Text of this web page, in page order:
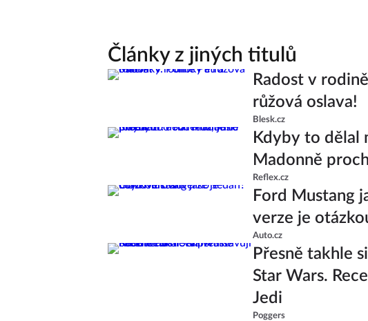
Články z jiných titulů
Radost v
růžová oslava!
Blesk.cz
Kdyby to dělal
Madonně
Reflex.cz
Ford Mustang
verze je
Auto.cz
Přesně takhle
Star Wars.
Jedi
Poggers